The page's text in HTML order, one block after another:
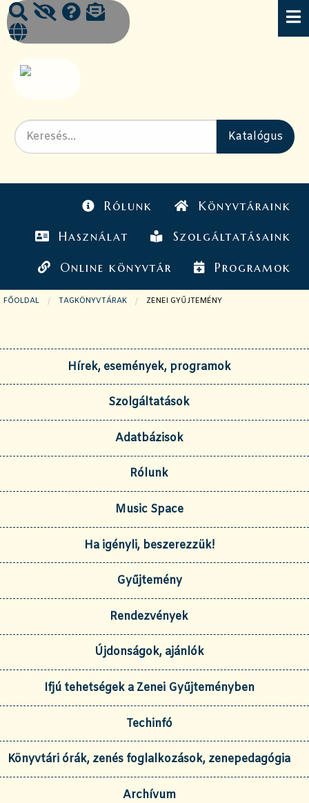
Rólunk Könyvtáraink
Használat Szolgáltatásaink
Online könyvtár Programok
FŐOLDAL TAGKÖNYVTÁRAK JELENLEGI OLDAL:
ZENEI GYŰJTEMÉNY
Hírek, események, programok
Szolgáltatások
Adatbázisok
Rólunk
Music Space
Ha igényli, beszerezzük!
Gyűjtemény
Rendezvények
Újdonságok, ajánlók
Ifjú tehetségek a Zenei Gyűjteményben
Techinfó
Könyvtári órák, zenés foglalkozások, zenepedagógia
Archívum